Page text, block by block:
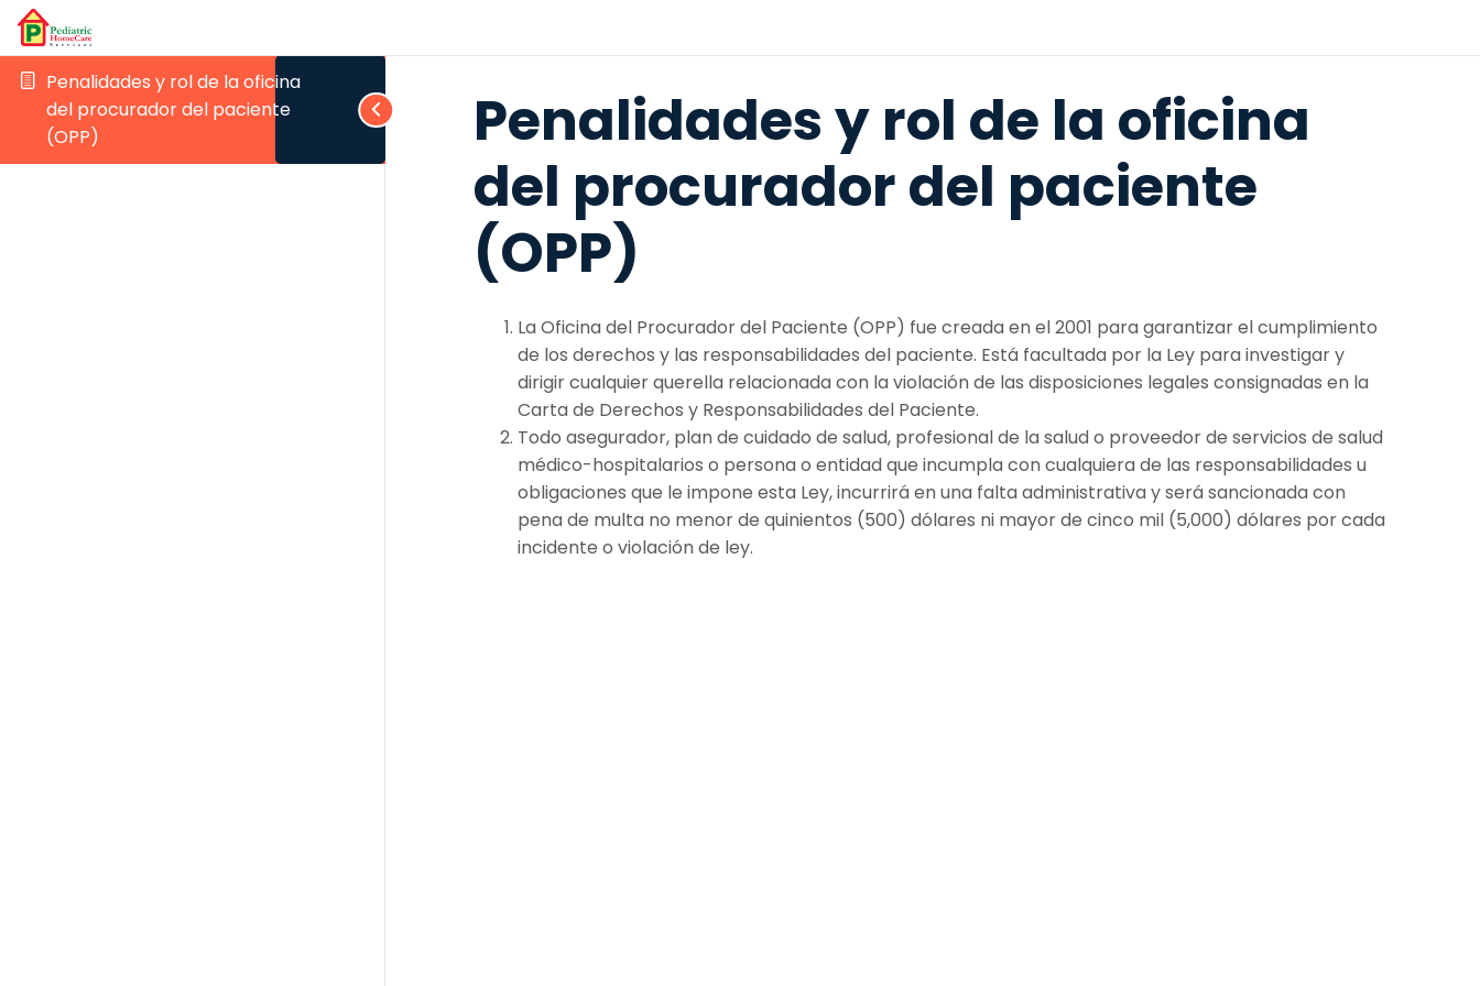
Penalidades y rol de la oficina
del procurador del paciente
(OPP)
Penalidades y rol de la oficina
del procurador del paciente
(OPP)
La Oficina del Procurador del Paciente (OPP) fue creada en el 2001 para garantizar el cumplimiento
de los derechos y las responsabilidades del paciente. Está facultada por la Ley para investigar y
dirigir cualquier querella relacionada con la violación de las disposiciones legales consignadas en la
Carta de Derechos y Responsabilidades del Paciente.
Todo asegurador, plan de cuidado de salud, profesional de la salud o proveedor de servicios de salud
médico-hospitalarios o persona o entidad que incumpla con cualquiera de las responsabilidades u
obligaciones que le impone esta Ley, incurrirá en una falta administrativa y será sancionada con
pena de multa no menor de quinientos (500) dólares ni mayor de cinco mil (5,000) dólares por cada
incidente o violación de ley.